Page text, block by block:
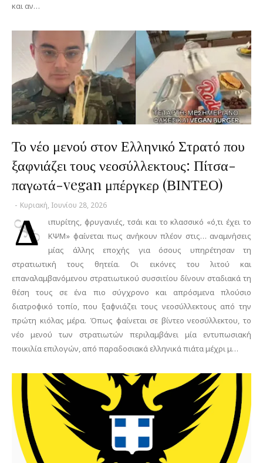
και αν…
Το νέο μενού στον Ελληνικό Στρατό που
ξαφνιάζει τους νεοσύλλεκτους: Πίτσα-
παγωτά-vegan μπέργκερ (ΒΙΝΤΕΟ)
- Κυριακή, Ιουνίου 28, 2026
Δ
ιπυρίτης, φρυγανιές, τσάι και το κλασσικό «ό,τι έχει το
ΚΨΜ» φαίνεται πως ανήκουν πλέον στις… αναμνήσεις
μίας άλλης εποχής για όσους υπηρέτησαν τη
στρατιωτική τους θητεία. Οι εικόνες του λιτού και
επαναλαμβανόμενου στρατιωτικού συσσιτίου δίνουν σταδιακά τη
θέση τους σε ένα πιο σύγχρονο και απρόσμενα πλούσιο
διατροφικό τοπίο, που ξαφνιάζει τους νεοσύλλεκτους από την
πρώτη κιόλας μέρα. Όπως φαίνεται σε βίντεο νεοσύλλεκτου, το
νέο μενού των στρατιωτών περιλαμβάνει μία εντυπωσιακή
ποικιλία επιλογών, από παραδοσιακά ελληνικά πιάτα μέχρι μ…